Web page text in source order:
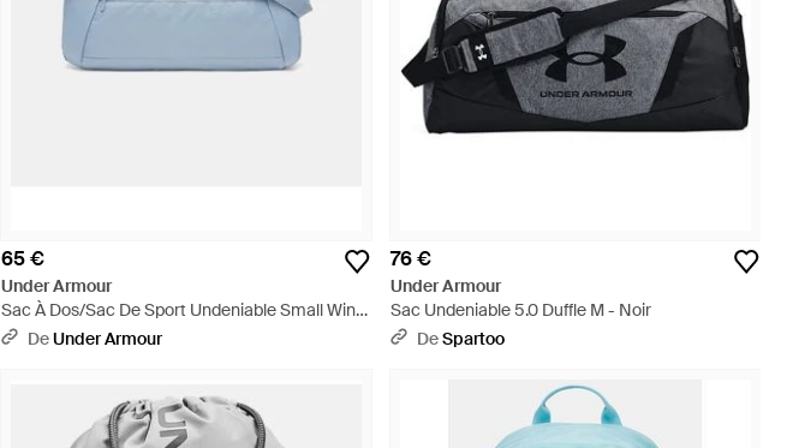
65 €
Under Armour
Sac À Dos/Sac De Sport Undeniable Small Wind
Wind - Bleu
DeUnder Armour
76 €
Under Armour
Sac Undeniable 5.0 Duffle M - Noir
DeSpartoo